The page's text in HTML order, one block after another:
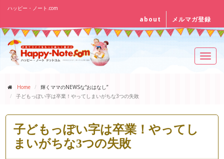
ハッピー・ノート.com
about メルマガ登録
Home
輝くママのNEWSな“おはなし”
子どもっぽい字は卒業！やってしまいがちな3つの失敗
子どもっぽい字は卒業！やってし
まいがちな3つの失敗